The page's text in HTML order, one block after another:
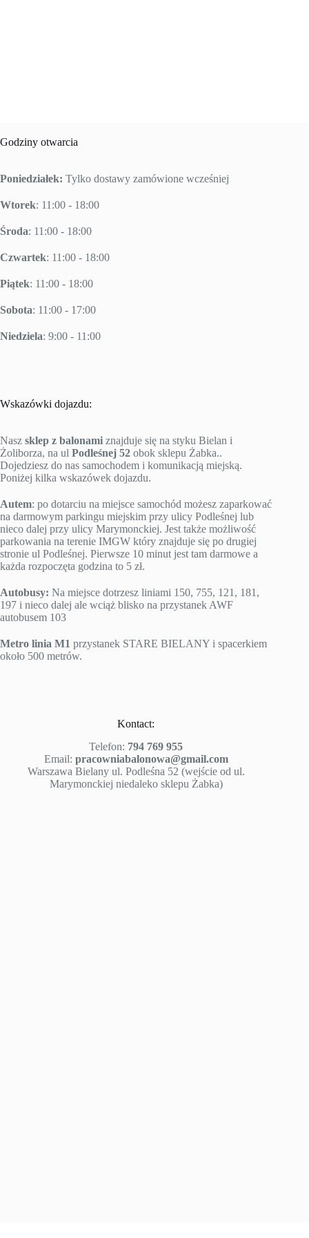
Godziny otwarcia
Poniedziałek: Tylko dostawy zamówione wcześniej
Wtorek: 11:00 - 18:00
Środa: 11:00 - 18:00
Czwartek: 11:00 - 18:00
Piątek: 11:00 - 18:00
Sobota: 11:00 - 17:00
Niedziela: 9:00 - 11:00
Wskazówki dojazdu:
Nasz sklep z balonami znajduje się na styku Bielan i
Żoliborza, na ul Podleśnej 52 obok sklepu Żabka..
Dojedziesz do nas samochodem i komunikacją miejską.
Poniżej kilka wskazówek dojazdu.
Autem: po dotarciu na miejsce samochód możesz zaparkować
na darmowym parkingu miejskim przy ulicy Podleśnej lub
nieco dalej przy ulicy Marymonckiej. Jest także możliwość
parkowania na terenie IMGW który znajduje się po drugiej
stronie ul Podleśnej. Pierwsze 10 minut jest tam darmowe a
każda rozpoczęta godzina to 5 zł.
Autobusy: Na miejsce dotrzesz liniami 150, 755, 121, 181,
197 i nieco dalej ale wciąż blisko na przystanek AWF
autobusem 103
Metro linia M1 przystanek STARE BIELANY i spacerkiem
około 500 metrów.
Kontact:
Telefon: 794 769 955
Email: pracowniabalonowa@gmail.com
Warszawa Bielany ul. Podleśna 52 (wejście od ul.
Marymonckiej niedaleko sklepu Żabka)